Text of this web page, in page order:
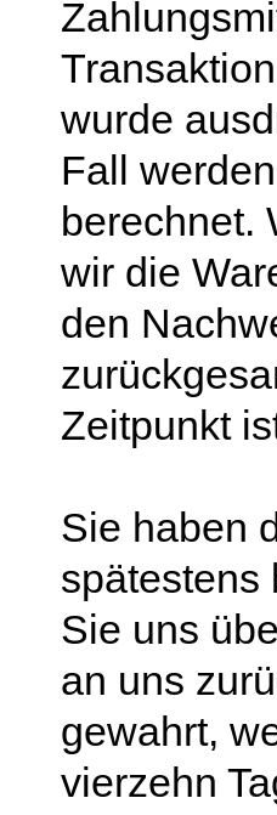
wurde
Fall
berechnet.
wir die
den
Zeitpunkt
Sie haben
spätestens
Sie uns
an uns
gewahrt,
vierzehn